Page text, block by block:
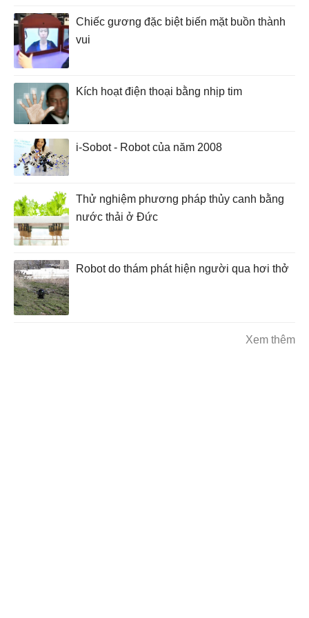
Chiếc gương đặc biệt biến mặt buồn thành
vui
Kích hoạt điện thoại bằng nhịp tim
i-Sobot - Robot của năm 2008
Thử nghiệm phương pháp thủy canh bằng
nước thải ở Đức
Robot do thám phát hiện người qua hơi thở
Xem thêm